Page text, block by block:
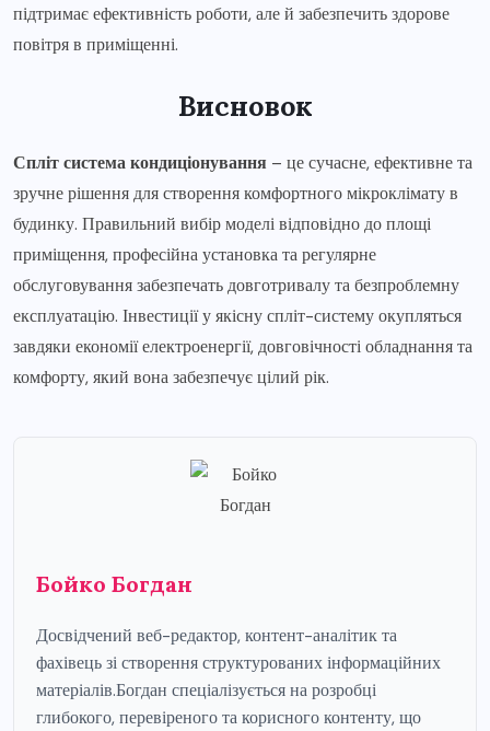
підтримає ефективність роботи, але й забезпечить здорове
повітря в приміщенні.
Висновок
Спліт система кондиціонування – це сучасне, ефективне та
зручне рішення для створення комфортного мікроклімату в
будинку. Правильний вибір моделі відповідно до площі
приміщення, професійна установка та регулярне
обслуговування забезпечать довготривалу та безпроблемну
експлуатацію. Інвестиції у якісну спліт-систему окупляться
завдяки економії електроенергії, довговічності обладнання та
комфорту, який вона забезпечує цілий рік.
Бойко Богдан
Досвідчений веб-редактор, контент-аналітик та
фахівець зі створення структурованих інформаційних
матеріалів.Богдан спеціалізується на розробці
глибокого, перевіреного та корисного контенту, що